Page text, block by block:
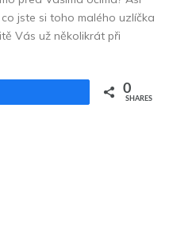
jste si toho malého uzlíčka
Vás už několikrát při
0
SHARES